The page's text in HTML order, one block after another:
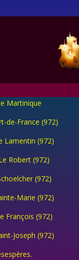
Martinique
de-France (972)
Lamentin (972)
Robert (972)
(972)
Marie (972)
François (972)
Joseph (972)